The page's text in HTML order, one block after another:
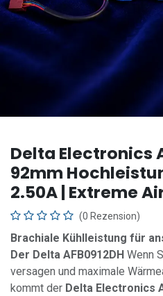
Delta Electronics
92mm
2.50A | Extreme
(0 Rezension)
Brachiale Kühlleistung für
Der Delta AFB0912DH Wenn
versagen und maximale
kommt der Delta Electronics